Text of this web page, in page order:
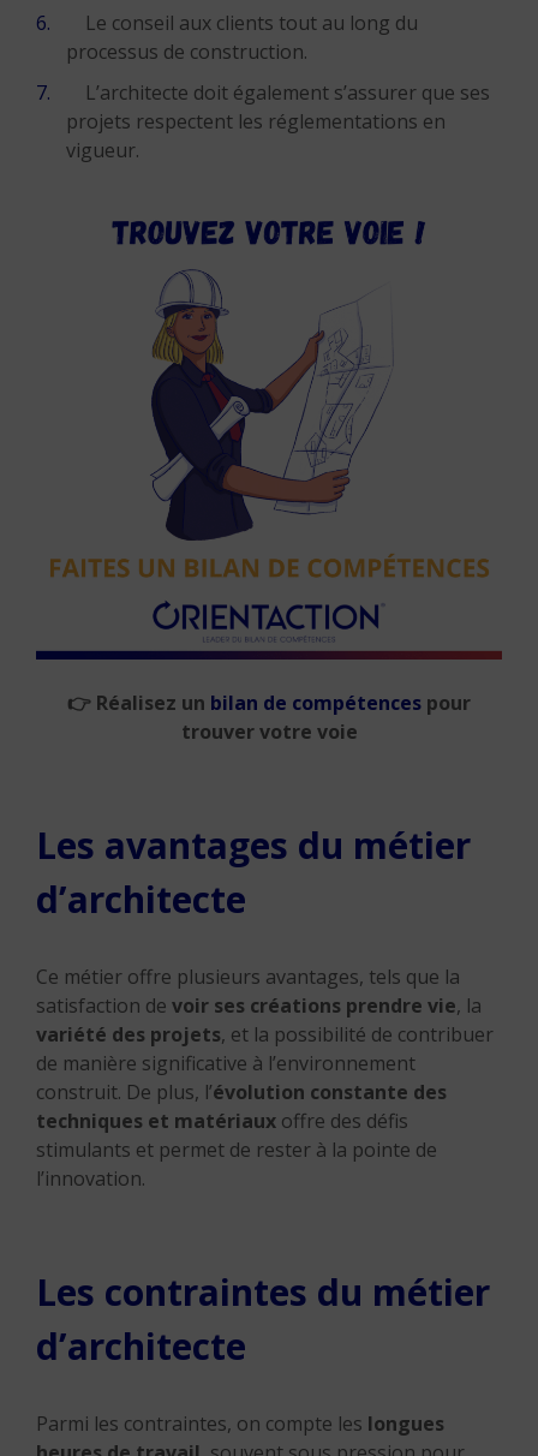
Le conseil aux clients tout au long du
processus de construction.
L’architecte doit également s’assurer que ses
projets respectent les réglementations en
vigueur.
👉 Réalisez un bilan de compétences pour
trouver votre voie
Les avantages du métier
d’architecte
Ce métier offre plusieurs avantages, tels que la
satisfaction de voir ses créations prendre vie, la
variété des projets, et la possibilité de contribuer
de manière significative à l’environnement
construit. De plus, l’évolution constante des
techniques et matériaux offre des défis
stimulants et permet de rester à la pointe de
l’innovation.
Les contraintes du métier
d’architecte
Parmi les contraintes, on compte les longues